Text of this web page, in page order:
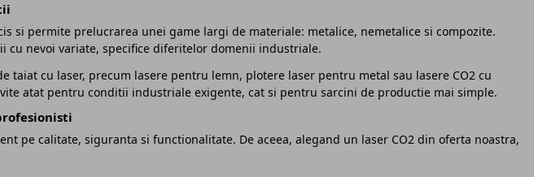
si permite prelucrarea unei game largi de materiale: metalice, nemetalice si compozite.
cu nevoi variate, specifice diferitelor domenii industriale.
taiat cu laser, precum lasere pentru lemn, plotere laser pentru metal sau lasere CO2 cu
atat pentru conditii industriale exigente, cat si pentru sarcini de productie mai simple.
pe calitate, siguranta si functionalitate. De aceea, alegand un laser CO2 din oferta noastra,